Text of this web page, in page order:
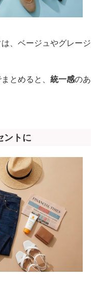
は、ベージュやグレージ
とめると、 統一感のあ
ントに